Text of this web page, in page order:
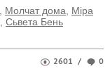
Молчат дома
Міра
Сьвета Бень
2601 / 0